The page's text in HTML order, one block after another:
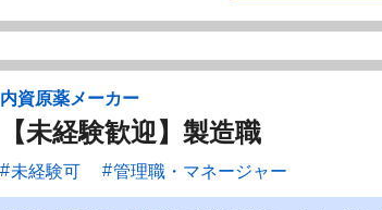
内資原薬メーカー
【未経験歓迎】製造職
未経験可 管理職・マネージャー